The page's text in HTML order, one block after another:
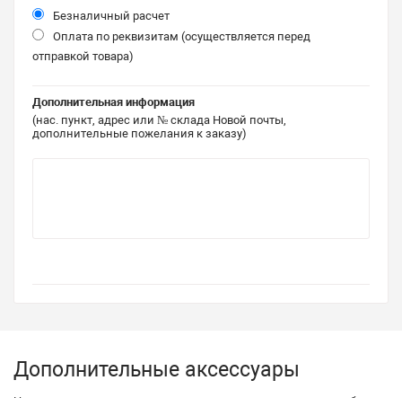
Безналичный расчет
Оплата по реквизитам (осуществляется перед
отправкой товара)
Дополнительная информация
(нас. пункт, адрес или № склада Новой почты,
дополнительные пожелания к заказу)
Дополнительные аксессуары